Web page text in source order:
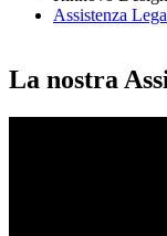
Assistenza
La nostra